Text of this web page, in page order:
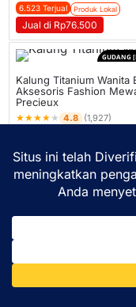
6.523 Terjual Produk Lokal
Jual di Rp76.500
GUDANG
Kalung Titanium Wanita
Aksesoris Fashion
Precieux
★★★★ ★ 4.8 (1,927)
Produk Lokal
Jual di Rp50.250
GUDANG
Kalung Wanita Titanium